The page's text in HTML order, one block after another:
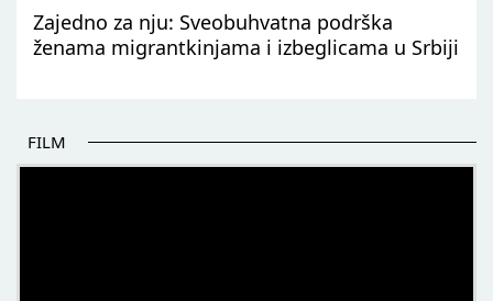
Zajedno za nju: Sveobuhvatna podrška
ženama migrantkinjama i izbeglicama u Srbiji
FILM